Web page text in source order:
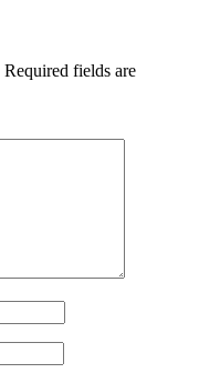
Required fields are